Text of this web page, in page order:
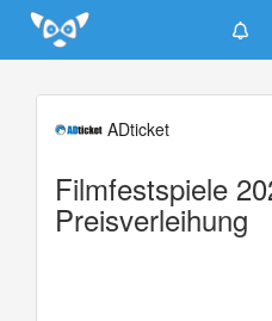
Update cookies preferences
ADticket
Filmfestspiele
Preisverleihung